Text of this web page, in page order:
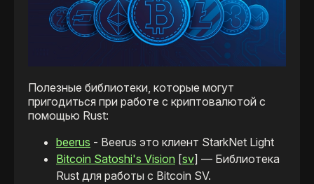
Полезные библиотеки, которые могут
пригодиться при работе с криптовалютой с
помощью Rust:
beerus - Beerus это клиент StarkNet Light
Bitcoin Satoshi's Vision [sv] — Библиотека
Rust для работы с Bitcoin SV.